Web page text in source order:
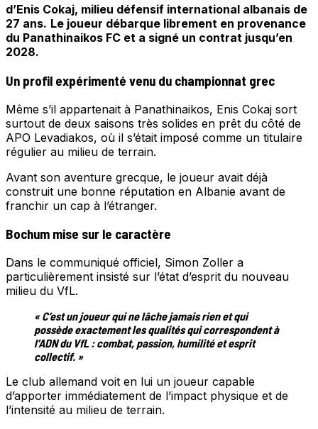
d’Enis Cokaj, milieu défensif international albanais de
27 ans. Le joueur débarque librement en provenance
du Panathinaikos FC et a signé un contrat jusqu’en
2028.
Un profil expérimenté venu du championnat grec
Même s’il appartenait à Panathinaikos, Enis Cokaj sort
surtout de deux saisons très solides en prêt du côté de
APO Levadiakos, où il s’était imposé comme un titulaire
régulier au milieu de terrain.
Avant son aventure grecque, le joueur avait déjà
construit une bonne réputation en Albanie avant de
franchir un cap à l’étranger.
Bochum mise sur le caractère
Dans le communiqué officiel, Simon Zoller a
particulièrement insisté sur l’état d’esprit du nouveau
milieu du VfL.
« C’est un joueur qui ne lâche jamais rien et qui
possède exactement les qualités qui correspondent à
l’ADN du VfL : combat, passion, humilité et esprit
collectif. »
Le club allemand voit en lui un joueur capable
d’apporter immédiatement de l’impact physique et de
l’intensité au milieu de terrain.